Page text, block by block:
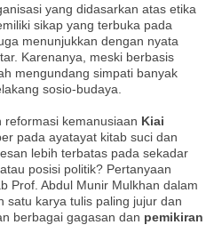
yang didasarkan atas etika
sikap yang terbuka pada
menunjukkan dengan nyata
Karenanya, meski berbasis
mengundang simpati banyak
sosio-budaya.
reformasi kemanusiaan Kiai
pada ayatayat kitab suci dan
lebih terbatas pada sekadar
posisi politik? Pertanyaan
Prof. Abdul Munir Mulkhan dalam
satu karya tulis paling jujur dan
berbagai gagasan dan pemikiran